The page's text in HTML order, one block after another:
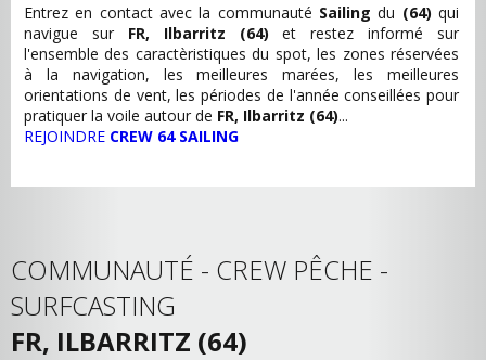
Entrez en contact avec la communauté Sailing du (64) qui
navigue sur FR, Ilbarritz (64) et restez informé sur
l'ensemble des caractèristiques du spot, les zones réservées
à la navigation, les meilleures marées, les meilleures
orientations de vent, les périodes de l'année conseillées pour
pratiquer la voile autour de FR, Ilbarritz (64)...
REJOINDRE CREW 64 SAILING
COMMUNAUTÉ - CREW PÊCHE -
SURFCASTING
FR, ILBARRITZ (64)